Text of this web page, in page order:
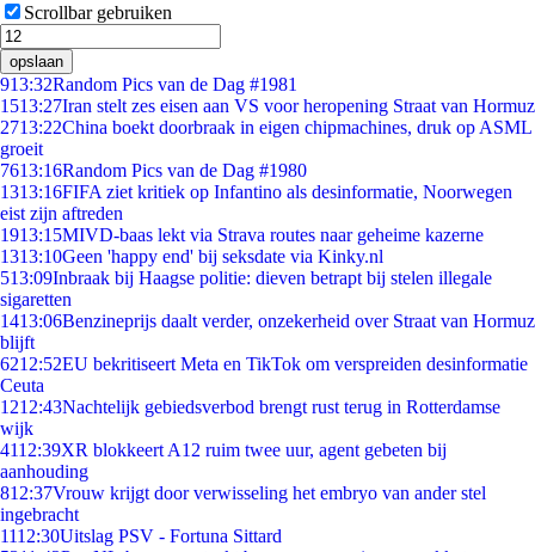
Scrollbar gebruiken
opslaan
913:32Random Pics van de Dag #1981
1513:27Iran stelt zes eisen aan VS voor heropening Straat van Hormuz
2713:22China boekt doorbraak in eigen chipmachines, druk op ASML
groeit
7613:16Random Pics van de Dag #1980
1313:16FIFA ziet kritiek op Infantino als desinformatie, Noorwegen
eist zijn aftreden
1913:15MIVD-baas lekt via Strava routes naar geheime kazerne
1313:10Geen 'happy end' bij seksdate via Kinky.nl
513:09Inbraak bij Haagse politie: dieven betrapt bij stelen illegale
sigaretten
1413:06Benzineprijs daalt verder, onzekerheid over Straat van Hormuz
blijft
6212:52EU bekritiseert Meta en TikTok om verspreiden desinformatie
Ceuta
1212:43Nachtelijk gebiedsverbod brengt rust terug in Rotterdamse
wijk
4112:39XR blokkeert A12 ruim twee uur, agent gebeten bij
aanhouding
812:37Vrouw krijgt door verwisseling het embryo van ander stel
ingebracht
1112:30Uitslag PSV - Fortuna Sittard